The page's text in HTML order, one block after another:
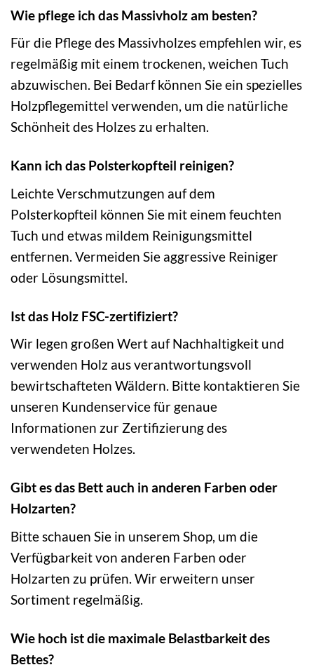
Wie pflege ich das Massivholz am besten?
Für die Pflege des Massivholzes empfehlen wir, es
regelmäßig mit einem trockenen, weichen Tuch
abzuwischen. Bei Bedarf können Sie ein spezielles
Holzpflegemittel verwenden, um die natürliche
Schönheit des Holzes zu erhalten.
Kann ich das Polsterkopfteil reinigen?
Leichte Verschmutzungen auf dem
Polsterkopfteil können Sie mit einem feuchten
Tuch und etwas mildem Reinigungsmittel
entfernen. Vermeiden Sie aggressive Reiniger
oder Lösungsmittel.
Ist das Holz FSC-zertifiziert?
Wir legen großen Wert auf Nachhaltigkeit und
verwenden Holz aus verantwortungsvoll
bewirtschafteten Wäldern. Bitte kontaktieren Sie
unseren Kundenservice für genaue
Informationen zur Zertifizierung des
verwendeten Holzes.
Gibt es das Bett auch in anderen Farben oder
Holzarten?
Bitte schauen Sie in unserem Shop, um die
Verfügbarkeit von anderen Farben oder
Holzarten zu prüfen. Wir erweitern unser
Sortiment regelmäßig.
Wie hoch ist die maximale Belastbarkeit des
Bettes?